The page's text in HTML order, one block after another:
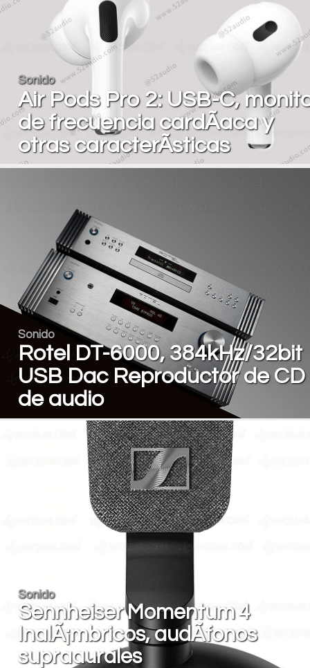
Sonido
Air Pods Pro 2: USB-C,
de frecuencia cardÃ­aca y
otras caracterÃ­sticas
Sonido
Rotel DT-6000, 384kHz/32bit
USB Dac Reproductor de CD
de audio
Sonido
Sennheiser Momentum 4
InalÃ¡mbricos, audÃ­fonos
supraaurales